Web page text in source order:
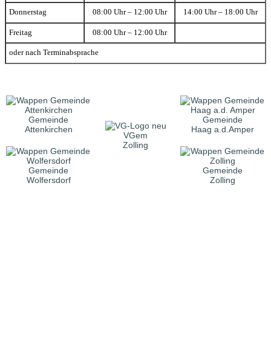
Donnerstag 08:00 Uhr – 12:00 Uhr 14:00 Uhr – 18:00 Uhr
Freitag 08:00 Uhr – 12:00 Uhr
oder nach Terminabsprache
Gemeinde
Attenkirchen
VGem
Zolling
Gemeinde
Haag a.d.Amper
Gemeinde
Wolfersdorf
Gemeinde
Zolling